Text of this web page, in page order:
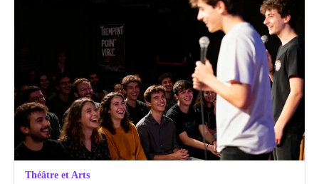
Théâtre et Arts